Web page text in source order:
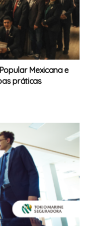
Mexicana e
práticas